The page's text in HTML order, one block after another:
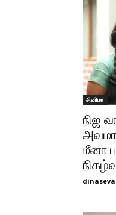
சினிமா
நிஜ
மீனா